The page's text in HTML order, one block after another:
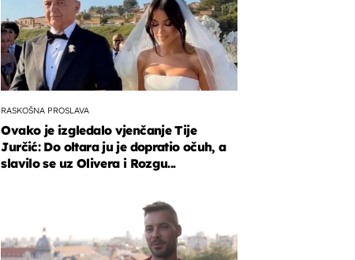
RASKOŠNA PROSLAVA
Ovako je izgledalo vjenčanje Tije
Jurčić: Do oltara ju je dopratio očuh, a
slavilo se uz Olivera i Rozgu...